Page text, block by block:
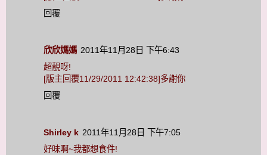
回覆
欣欣媽媽 2011年11月28日 下午6:43
超靚呀!
[版主回覆11/29/2011 12:42:38]多謝你
回覆
Shirley k 2011年11月28日 下午7:05
好味啊~我都想食件!